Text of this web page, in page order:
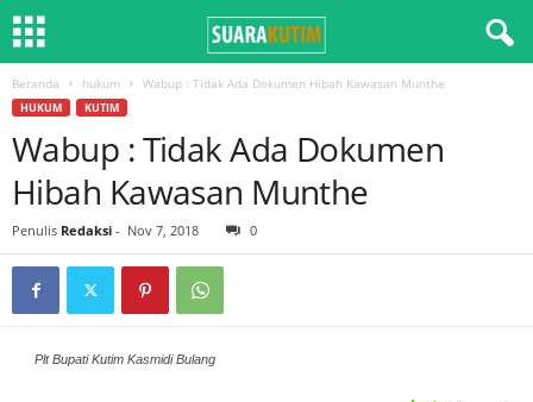
Beranda hukum Wabup : Tidak Ada Dokumen Hibah Kawasan Munthe
HUKUM KUTIM
Wabup : Tidak Ada Dokumen
Hibah Kawasan Munthe
Penulis Redaksi - Nov 7, 2018 0
Plt Bupati Kutim Kasmidi Bulang